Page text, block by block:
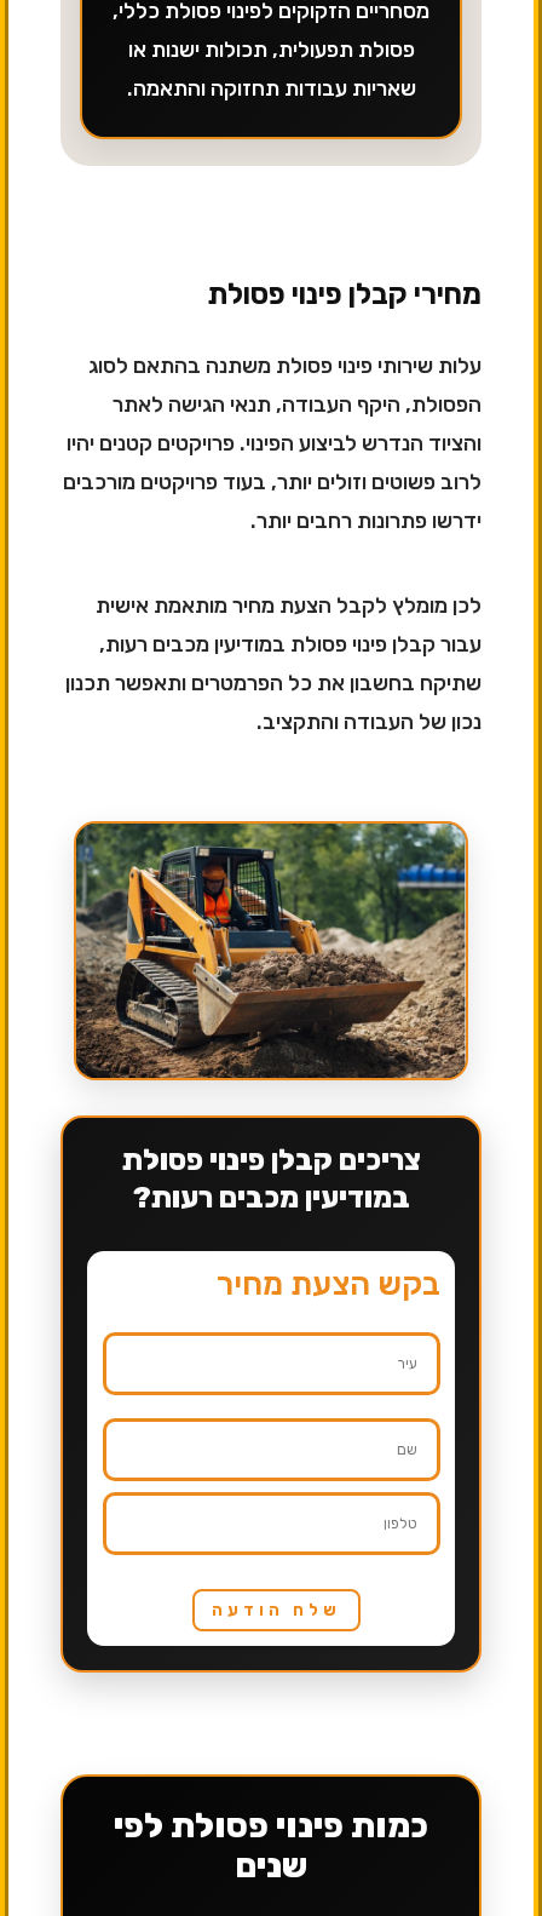
מסחריים הזקוקים לפינוי פסולת כללי,
פסולת תפעולית, תכולות ישנות או
שאריות עבודות תחזוקה והתאמה.
מחירי קבלן פינוי פסולת
עלות שירותי פינוי פסולת משתנה בהתאם לסוג
הפסולת, היקף העבודה, תנאי הגישה לאתר
והציוד הנדרש לביצוע הפינוי. פרויקטים קטנים יהיו
לרוב פשוטים וזולים יותר, בעוד פרויקטים מורכבים
ידרשו פתרונות רחבים יותר.
לכן מומלץ לקבל הצעת מחיר מותאמת אישית
עבור קבלן פינוי פסולת במודיעין מכבים רעות,
שתיקח בחשבון את כל הפרמטרים ותאפשר תכנון
נכון של העבודה והתקציב.
צריכים קבלן פינוי פסולת
במודיעין מכבים רעות?
בקש הצעת מחיר
שלח הודעה
כמות פינוי פסולת לפי
שנים